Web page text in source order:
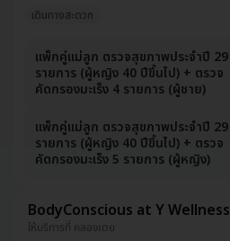
เดินทางสะดวก
แพ็กคู่แม่ลูก ตรวจสุขภาพประจำปี 29
รายการ (ผู้หญิง 40 ปีขึ้นไป) + ตรวจ
คัดกรองมะเร็ง 4 รายการ (ผู้ชาย)
แพ็กคู่แม่ลูก ตรวจสุขภาพประจำปี 29
รายการ (ผู้หญิง 40 ปีขึ้นไป) + ตรวจ
คัดกรองมะเร็ง 5 รายการ (ผู้หญิง)
BodyConscious at Y Wellness
ให้บริการที่ คลองเตย